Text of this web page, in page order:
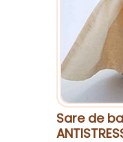
Sare de